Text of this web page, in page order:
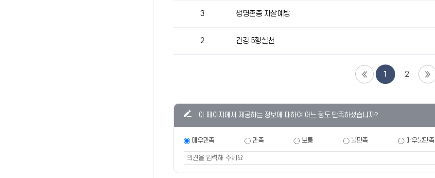
3 생명존중 자살예방
2 건강 5행실천
1 2
콘텐츠
조사
이 페이지에서 제공하는 정보에 대하여 어느 정도 만족하셨습니까?
만족도
폼
매우만족 만족 보통 불만족 매우불만족